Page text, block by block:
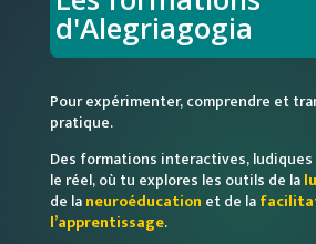
d'Alegriagogia
Pour expérimenter, comprendre et
pratique.
Des formations interactives, ludiques
le réel, où tu explores les outils de la
de laneuroéducation et de la
l’apprentissage.